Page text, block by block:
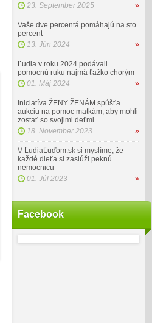
23. September 2025
»
Vaše dve percentá pomáhajú na sto
percent
13. Jún 2024
»
Ľudia v roku 2024 podávali
pomocnú ruku najmä ťažko chorým
01. Máj 2024
»
Iniciatíva ŽENY ŽENÁM spúšťa
aukciu na pomoc matkám, aby mohli
zostať so svojimi deťmi
18. November 2023
»
V ĽudiaĽuďom.sk si myslíme, že
každé dieťa si zaslúži peknú
nemocnicu
01. Júl 2023
»
Facebook